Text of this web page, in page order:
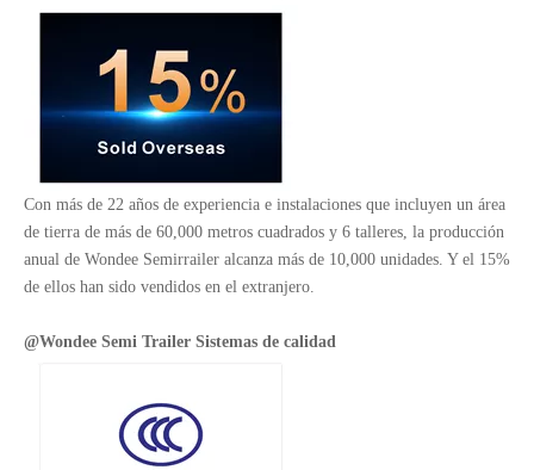
Con más de 22 años de experiencia e instalaciones que incluyen un área
de tierra de más de 60,000 metros cuadrados y 6 talleres, la producción
anual de Wondee Semirrailer alcanza más de 10,000 unidades. Y el 15%
de ellos han sido vendidos en el extranjero.
@Wondee Semi Trailer Sistemas de calidad